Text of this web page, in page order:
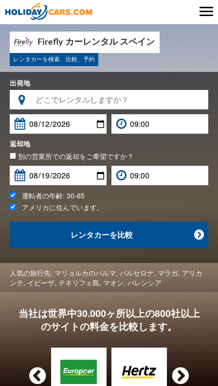
Firefly カーレンタル スペイン
レンタカーを検索、比較、予約
出発地


返却地
別の営業所での返却をご希望ですか？
運転者の年齢: 30-65
アメリカに住んでいます。

レンタカーを比較
人気の旅行先: マリョルカのパルマ, バルセロナ, マラガ, アリカ
ンテ, イビーザ, テネリフェ島, マオン, バレンシア
当社は世界中30.000ヶ所以上の800社以上
のサイトの料金を比較します。
 